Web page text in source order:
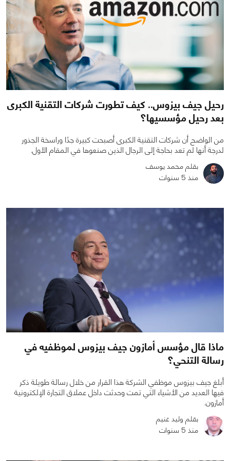
رحيل جيف بيزوس.. كيف تطورت شركات التقنية الكبرى
بعد رحيل مؤسسيها؟
من الواضح أن شركات التقنية الكبرى أصبحت كبيرة جدًا وراسخة الجذور
لدرجة أنها لم تعد بحاجة إلى الرجال الذين صنعوها في المقام الأول.
بقلم محمد يوسف
منذ 5 سنوات
ماذا قال مؤسس أمازون جيف بيزوس لموظفيه في
رسالة التنحي؟
أبلغ جيف بيزوس موظفي الشركة هذا القرار من خلال رسالة طويلة ذكر
فيها العديد من الأشياء التي تمت وحدثت داخل عملاق التجارة الإلكترونية
أمازون.
بقلم وليد غنيم
منذ 5 سنوات